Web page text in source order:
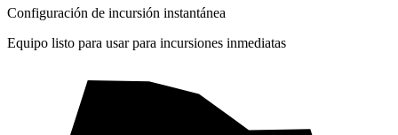
Configuración de incursión instantánea
Equipo listo para usar para incursiones inmediatas